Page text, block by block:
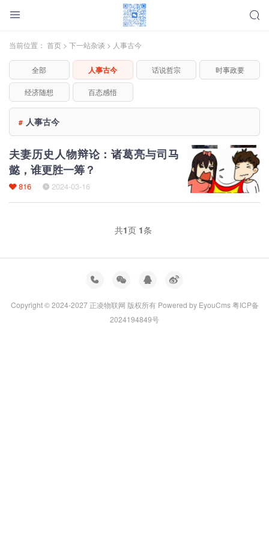
当前位置： 首页 > 下一站杂谈 > 人事古今
全部 人事古今 话说哲宗 时事政要
经济随想 百态感悟
# 人事古今
夫妻历史人物辩论：诸葛亮与司马
懿，谁更胜一筹？
816 2024-03-16
共1页 1条
Copyright © 2024-2027 正凌物联网 版权所有Powered by EyouCms粤ICP备
2024194849号